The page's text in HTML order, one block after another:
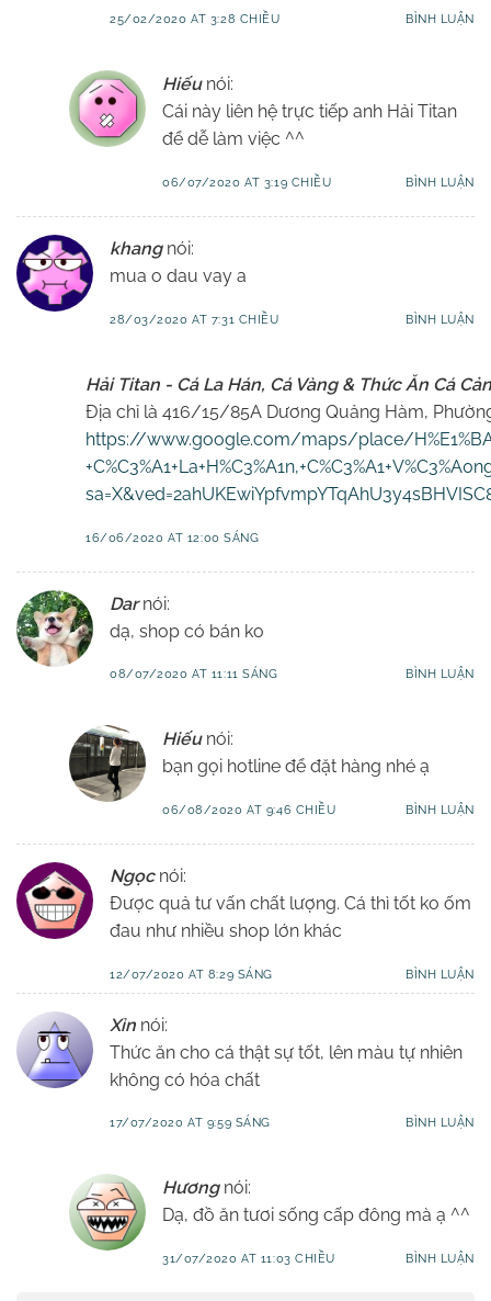
25/02/2020 AT 3:28 CHIỀU BÌNH LUẬN
Hiếu nói:
Cái này liên hệ trực tiếp anh Hải Titan
để dễ làm việc ^^
06/07/2020 AT 3:19 CHIỀU BÌNH LUẬN
khang nói:
mua o dau vay a
28/03/2020 AT 7:31 CHIỀU BÌNH LUẬN
Hải Titan - Cá La Hán, Cá Vàng & Thức Ăn Cá
Địa chỉ là 416/15/85A Dương Quảng Hàm,
https://www.google.com/maps/place/
16/06/2020 AT 12:00 SÁNG
Dar nói:
dạ, shop có bán ko
08/07/2020 AT 11:11 SÁNG BÌNH LUẬN
Hiếu nói:
bạn gọi hotline để đặt hàng nhé ạ
06/08/2020 AT 9:46 CHIỀU BÌNH LUẬN
Ngọc nói:
Được quả tư vấn chất lượng. Cá thì tốt ko ốm
đau như nhiều shop lớn khác
12/07/2020 AT 8:29 SÁNG BÌNH LUẬN
Xỉn nói:
Thức ăn cho cá thật sự tốt, lên màu tự nhiên
không có hóa chất
17/07/2020 AT 9:59 SÁNG BÌNH LUẬN
Hương nói:
Dạ, đồ ăn tươi sống cấp đông mà ạ ^^
31/07/2020 AT 11:03 CHIỀU BÌNH LUẬN